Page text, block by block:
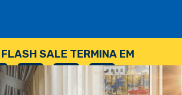
SALE TERMINA EM
: --
HORAS
: --
SEGUNDOS